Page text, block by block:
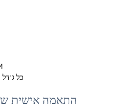
כל
התאמה אישית